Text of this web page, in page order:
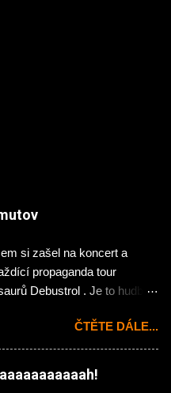
si zašel na koncert a
propaganda tour
Debustrol . Je to hudba
Kulisárny. Koncert
pecka Hejtman .
Jakub Önslaughter (ex-
Jáchym (ex- Fenris) a na
ČTĚTE DÁLE...